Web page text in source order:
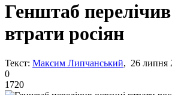
Генштаб перелічив
втрати росіян
Текст: Максим Липчанський, 26 липня
0
1720